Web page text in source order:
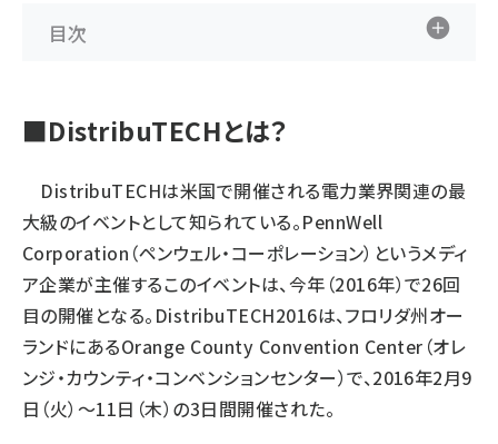
目次
■DistribuTECHとは？
DistribuTECHは米国で開催される電力業界関連の最
大級のイベントとして知られている。PennWell
Corporation（ペンウェル・コーポレーション）というメディ
ア企業が主催するこのイベントは、今年（2016年）で26回
目の開催となる。 DistribuTECH2016は、フロリダ州オー
ランドにあるOrange County Convention Center（オレ
ンジ・カウンティ・コンベンションセンター）で、2016年2月9
日（火）～11日（木）の3日間開催された。